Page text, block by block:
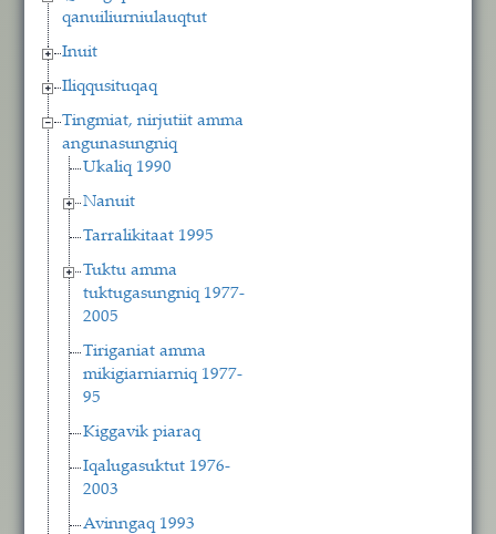
qanuiliurniulauqtut
Inuit
Iliqqusituqaq
Tingmiat, nirjutiit amma
angunasungniq
Ukaliq 1990
Nanuit
Tarralikitaat 1995
Tuktu amma
tuktugasungniq 1977-
2005
Tiriganiat amma
mikigiarniarniq 1977-
95
Kiggavik piaraq
Iqalugasuktut 1976-
2003
Avinngaq 1993